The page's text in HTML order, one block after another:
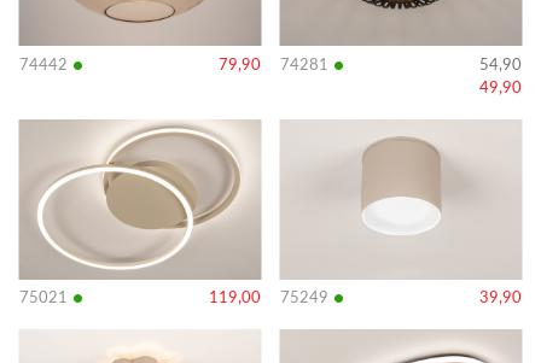
74442 • 79,90 74281 •
54,90
49,90
75021 • 119,00
Bekijk
75249 • 39,90
Bekijk